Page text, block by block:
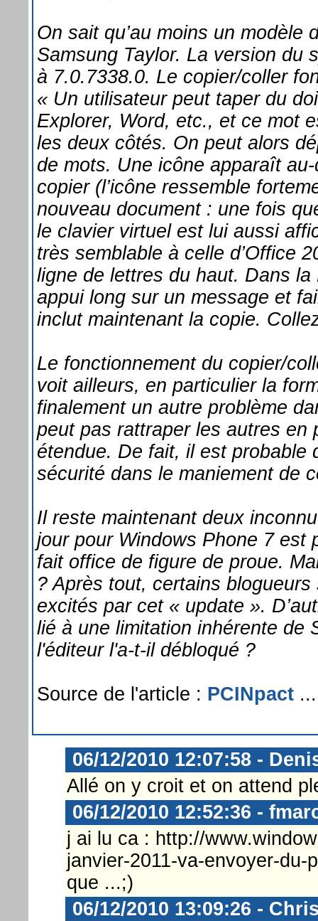
On sait qu’au moins un
Samsung Taylor. La version du
à 7.0.7338.0. Le copier/coller
« Un utilisateur peut taper du
Explorer, Word, etc., et ce mot
les deux côtés. On peut alors
de mots. Une icône apparaît
copier (l’icône ressemble
nouveau document : une fois
le clavier virtuel est lui aussi
très semblable à celle d’Office
ligne de lettres du haut. Dans
appui long sur un message et
inclut maintenant la copie.
Le fonctionnement du copier/
voit ailleurs, en particulier la
finalement un autre problème
peut pas rattraper les autres en
étendue. De fait, il est probable
sécurité dans le maniement de
Il reste maintenant deux
jour pour Windows Phone 7 est
fait office de figure de proue.
? Après tout, certains
excités par cet « update ».
lié à une limitation inhérente de
l'éditeur l'a-t-il débloqué ?
Source de l'article : PCINpact ...
06/12/2010 12:07:58 -
Allé on y croit et on attend
06/12/2010 12:52:36 -
j ai lu ca : http://
janvier-2011-va-envoyer-
que ...;)
06/12/2010 13:09:26 -